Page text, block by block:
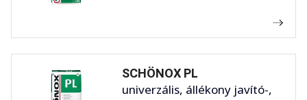
SCHÖNOX PL
univerzális, állékony javító-,